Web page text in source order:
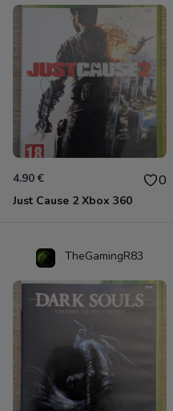
4.90 € 0
Just Cause 2 Xbox 360
TheGamingR83